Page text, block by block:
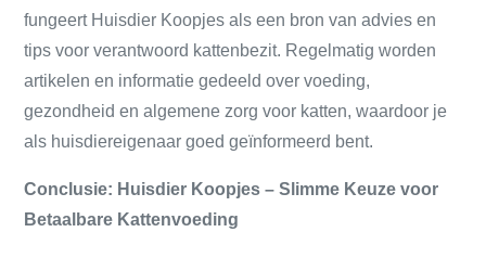
fungeert Huisdier Koopjes als een bron van advies en
tips voor verantwoord kattenbezit. Regelmatig worden
artikelen en informatie gedeeld over voeding,
gezondheid en algemene zorg voor katten, waardoor je
als huisdiereigenaar goed geïnformeerd bent.
Conclusie: Huisdier Koopjes – Slimme Keuze voor
Betaalbare Kattenvoeding